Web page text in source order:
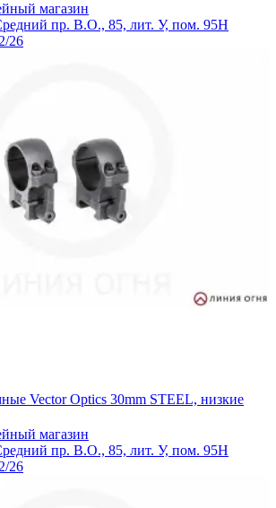
магазин
пр. В.О., 85, лит. У, пом. 95Н
26
Vector Optics 30mm STEEL, низкие
магазин
пр. В.О., 85, лит. У, пом. 95Н
26